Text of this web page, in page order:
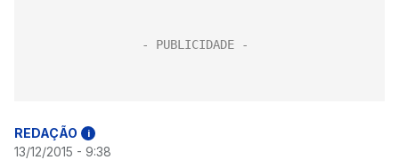
REDAÇÃO i
13/12/2015 - 9:38